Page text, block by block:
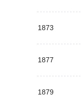
1873
1877
1879